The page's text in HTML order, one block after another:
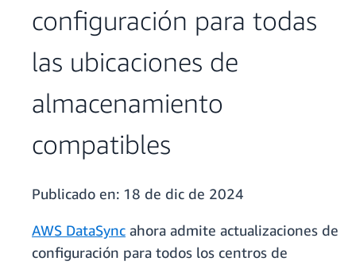
configuración para todas
las ubicaciones de
almacenamiento
compatibles
Publicado en: 18 de dic de 2024
AWS DataSync ahora admite actualizaciones de
configuración para todos los centros de